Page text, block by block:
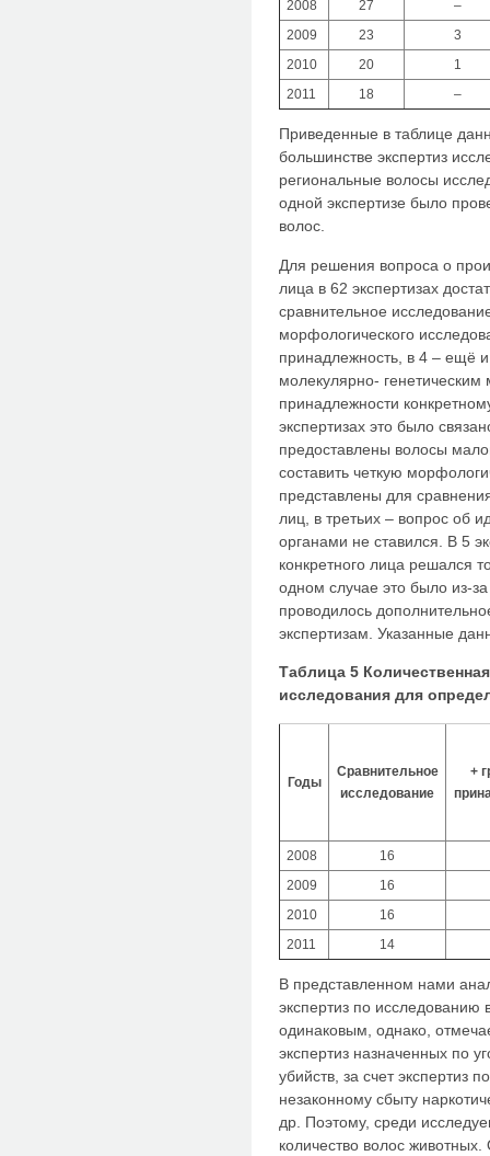
2008 27
–
2009
23
3
2010
20
1
2011
18 –
Приведенные в таблице
большинстве экспертиз
региональные волосы
одной экспертизе было
волос.
Для решения вопроса о
лица в 62 экспертизах
сравнительное
морфологического
принадлежность, в 4 – ещё
молекулярно-
принадлежности
экспертизах это было
предоставлены волосы
составить четкую
представлены для
лиц, в третьих – вопрос об
органами не ставился. В 5
конкретного лица решался
одном случае это было из-за
проводилось
экспертизам. Указанные
Таблица 5
исследования для
Годы
Сравнительное
исследование
+
2008
16
2009
16
2010
16
2011
14
В представленном нами
экспертиз по исследованию
одинаковым, однако,
экспертиз назначенных по
убийств, за счет экспертиз
незаконному сбыту
др. Поэтому, среди
количество волос